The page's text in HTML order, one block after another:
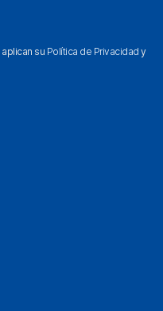
su Política de Privacidad y